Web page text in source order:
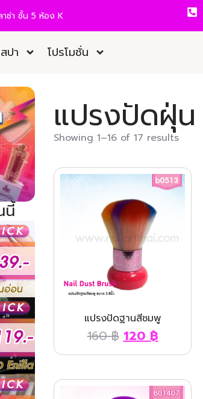
ซ่า ชั้น 5 ห้อง K
ปา โปรโมชั่น
นี้
แปรงปัดฝุ่น
Showing 1–16 of 17 results
แปรงปัดฐานสีชมพู
160฿ 120฿